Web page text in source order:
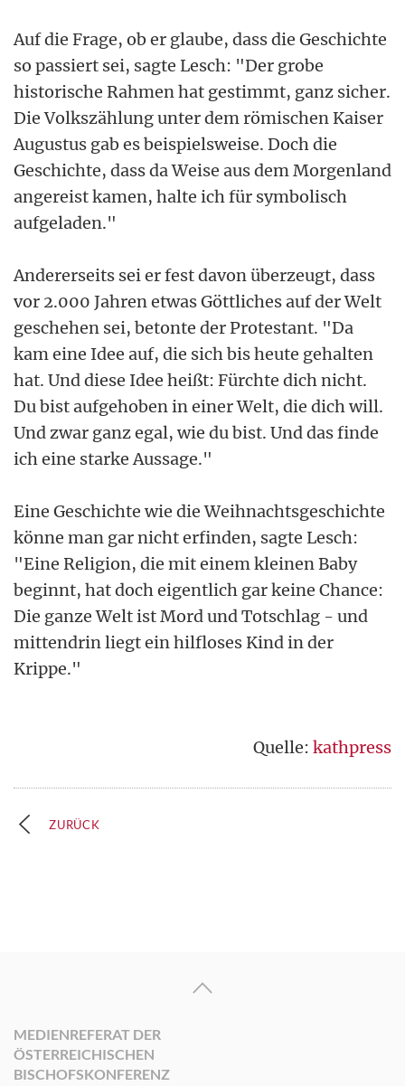
Auf die Frage, ob er glaube, dass die Geschichte
so passiert sei, sagte Lesch: "Der grobe
historische Rahmen hat gestimmt, ganz sicher.
Die Volkszählung unter dem römischen Kaiser
Augustus gab es beispielsweise. Doch die
Geschichte, dass da Weise aus dem Morgenland
angereist kamen, halte ich für symbolisch
aufgeladen."
Andererseits sei er fest davon überzeugt, dass
vor 2.000 Jahren etwas Göttliches auf der Welt
geschehen sei, betonte der Protestant. "Da
kam eine Idee auf, die sich bis heute gehalten
hat. Und diese Idee heißt: Fürchte dich nicht.
Du bist aufgehoben in einer Welt, die dich will.
Und zwar ganz egal, wie du bist. Und das finde
ich eine starke Aussage."
Eine Geschichte wie die Weihnachtsgeschichte
könne man gar nicht erfinden, sagte Lesch:
"Eine Religion, die mit einem kleinen Baby
beginnt, hat doch eigentlich gar keine Chance:
Die ganze Welt ist Mord und Totschlag - und
mittendrin liegt ein hilfloses Kind in der
Krippe."
Quelle: kathpress
ZURÜCK
MEDIENREFERAT DER
ÖSTERREICHISCHEN
BISCHOFSKONFERENZ